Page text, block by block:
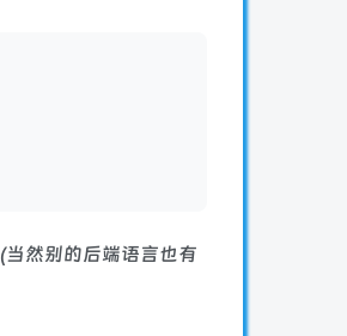
然别的后端语言也有